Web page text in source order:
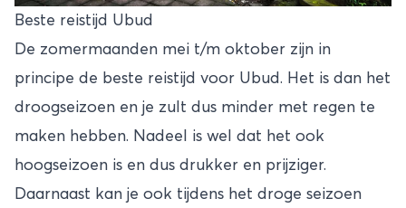
Beste reistijd Ubud
De zomermaanden mei t/m oktober zijn in
principe de beste reistijd voor Ubud. Het is dan het
droogseizoen en je zult dus minder met regen te
maken hebben. Nadeel is wel dat het ook
hoogseizoen is en dus drukker en prijziger.
Daarnaast kan je ook tijdens het droge seizoen